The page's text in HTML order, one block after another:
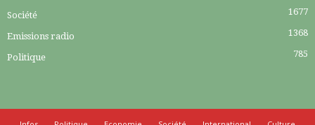
Société 1677
Emissions radio 1368
Politique 785